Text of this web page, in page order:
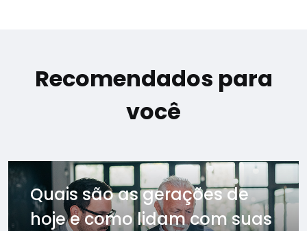
Recomendados para
você
Quais são as gerações de
hoje e como lidam com suas